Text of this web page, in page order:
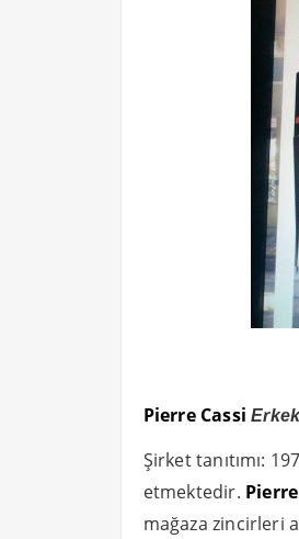
Pierre Cassi
Şirket tanıtımı:
etmektedir.
mağaza zincirleri